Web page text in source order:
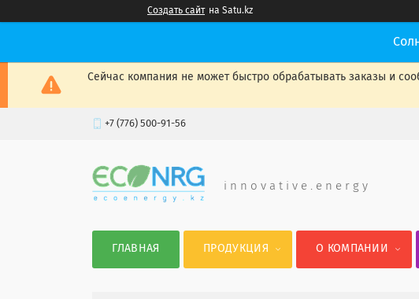
Создать сайт на Satu.kz
Сейчас компания не может быстро обрабатывать заказы и
+7 (776) 500-91-56
i n n o v a t i v e . e n e r g y
ГЛАВНАЯ ПРОДУКЦИЯ О КОМПАНИИ